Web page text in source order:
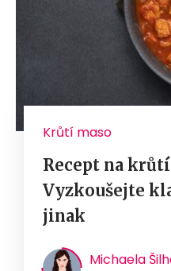
Krůtí maso
Recept na
Vyzkoušejte
jinak
Michaela